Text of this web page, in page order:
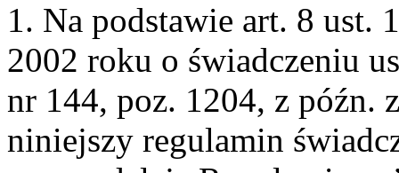
1. Na podstawie art. 8 ust.
2002 roku o świadczeniu
nr 144, poz. 1204, z późn.
niniejszy regulamin